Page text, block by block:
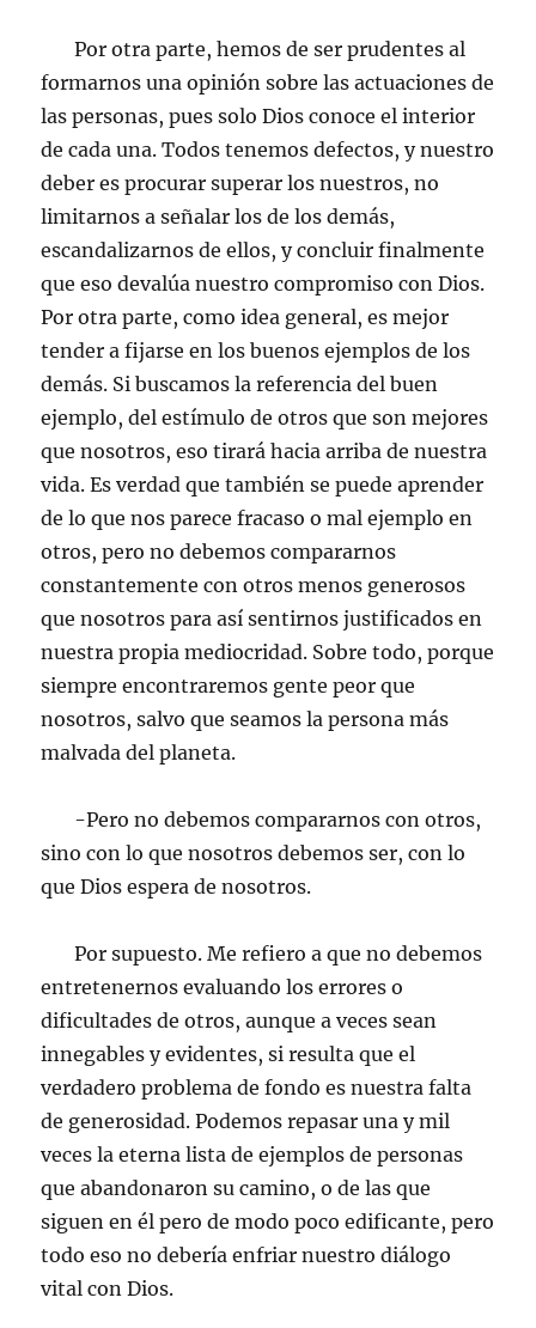
Por otra parte, hemos de ser prudentes al
formarnos una opinión sobre las actuaciones de
las personas, pues solo Dios conoce el interior
de cada una. Todos tenemos defectos, y nuestro
deber es procurar superar los nuestros, no
limitarnos a señalar los de los demás,
escandalizarnos de ellos, y concluir finalmente
que eso devalúa nuestro compromiso con Dios.
Por otra parte, como idea general, es mejor
tender a fijarse en los buenos ejemplos de los
demás. Si buscamos la referencia del buen
ejemplo, del estímulo de otros que son mejores
que nosotros, eso tirará hacia arriba de nuestra
vida. Es verdad que también se puede aprender
de lo que nos parece fracaso o mal ejemplo en
otros, pero no debemos compararnos
constantemente con otros menos generosos
que nosotros para así sentirnos justificados en
nuestra propia mediocridad. Sobre todo, porque
siempre encontraremos gente peor que
nosotros, salvo que seamos la persona más
malvada del planeta.
-Pero no debemos compararnos con otros,
sino con lo que nosotros debemos ser, con lo
que Dios espera de nosotros.
Por supuesto. Me refiero a que no debemos
entretenernos evaluando los errores o
dificultades de otros, aunque a veces sean
innegables y evidentes, si resulta que el
verdadero problema de fondo es nuestra falta
de generosidad. Podemos repasar una y mil
veces la eterna lista de ejemplos de personas
que abandonaron su camino, o de las que
siguen en él pero de modo poco edificante, pero
todo eso no debería enfriar nuestro diálogo
vital con Dios.